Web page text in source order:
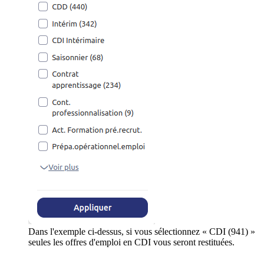
Dans l'exemple ci-dessus, si vous sélectionnez « CDI (941) »
seules les offres d'emploi en CDI vous seront restituées.